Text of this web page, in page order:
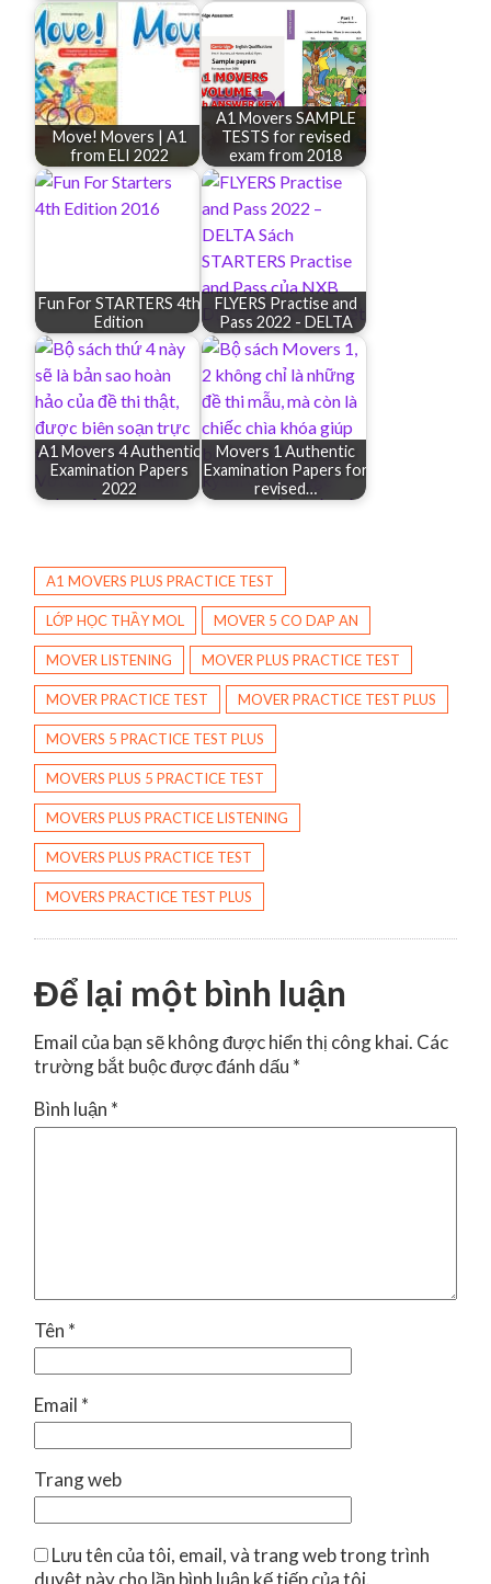
Move! Movers | A1
from ELI 2022
A1 Movers SAMPLE
TESTS for revised
exam from 2018
Fun For STARTERS 4th
Edition
FLYERS Practise and
Pass 2022 - DELTA
A1 Movers 4 Authentic
Examination Papers
2022
Movers 1 Authentic
Examination Papers for
revised…
A1 MOVERS PLUS PRACTICE TEST
LỚP HỌC THẦY MOL MOVER 5 CO DAP AN
MOVER LISTENING MOVER PLUS PRACTICE TEST
MOVER PRACTICE TEST MOVER PRACTICE TEST PLUS
MOVERS 5 PRACTICE TEST PLUS
MOVERS PLUS 5 PRACTICE TEST
MOVERS PLUS PRACTICE LISTENING
MOVERS PLUS PRACTICE TEST
MOVERS PRACTICE TEST PLUS
Để lại một bình luận
Email của bạn sẽ không được hiển thị công khai. Các
trường bắt buộc được đánh dấu *
Bình luận *
Tên *
Email *
Trang web
Lưu tên của tôi, email, và trang web trong trình
duyệt này cho lần bình luận kế tiếp của tôi.